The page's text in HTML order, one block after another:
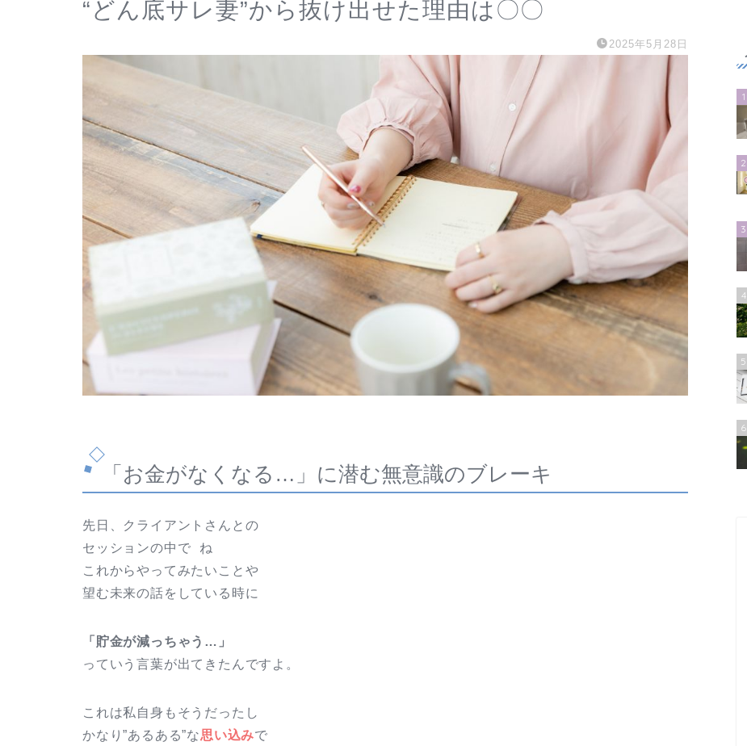
“どん底サレ妻”から抜け出せた理由は〇〇
2025年5月28日
「お金がなくなる…」に潜む無意識のブレーキ
先日、クライアントさんとの
セッションの中で ね
これからやってみたいことや
望む未来の話をしている時に
「貯金が減っちゃう…」
っていう言葉が出てきたんですよ。
これは私自身もそうだったし
かなり”あるある”な思い込みで
1
2
3
4
5
6